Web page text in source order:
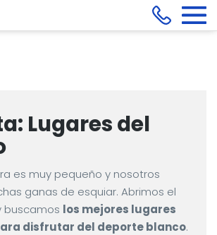
Lugares del
es muy pequeño y nosotros
ganas de esquiar. Abrimos el
buscamos los mejores lugares
disfrutar del deporte blanco.